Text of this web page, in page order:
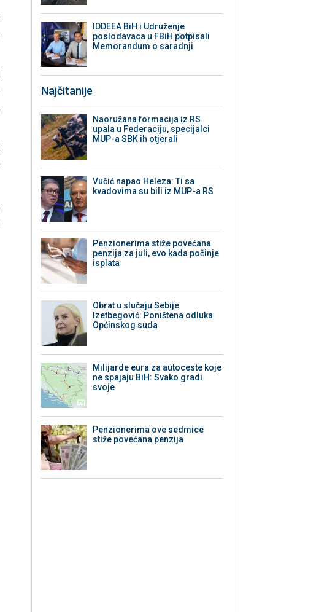
IDDEEA BiH i Udruženje
poslodavaca u FBiH potpisali
Memorandum o saradnji
Najčitanije
Naoružana formacija iz RS
upala u Federaciju, specijalci
MUP-a SBK ih otjerali
Vučić napao Heleza: Ti sa
kvadovima su bili iz MUP-a RS
Penzionerima stiže povećana
penzija za juli, evo kada počinje
isplata
Obrat u slučaju Sebije
Izetbegović: Poništena odluka
Općinskog suda
Milijarde eura za autoceste koje
ne spajaju BiH: Svako gradi
svoje
Penzionerima ove sedmice
stiže povećana penzija